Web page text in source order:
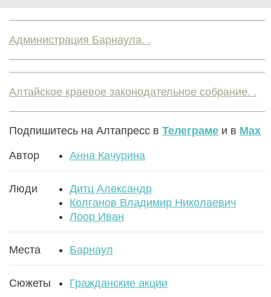
Администрация Барнаула. .
Алтайское краевое законодательное собрание. .
Подпишитесь на Алтапресс в Телеграме и в Max
Автор Анна Качурина
Люди
Дитц Александр
Колганов Владимир Николаевич
Лоор Иван
Места Барнаул
Сюжеты Гражданские акции